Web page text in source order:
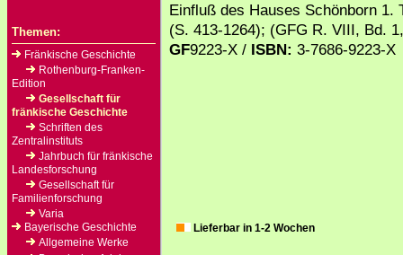
Themen:
Fränkische Geschichte
Rothenburg-Franken-
Edition
Gesellschaft für
fränkische Geschichte
Schriften des
Zentralinstituts
Jahrbuch für fränkische
Landesforschung
Gesellschaft für
Familienforschung
Varia
Bayerische Geschichte
Allgemeine Werke
Einfluß des Hauses Schönborn 1.
(S. 413-1264); (GFG R. VIII, Bd.
GF9223-X / ISBN: 3-7686-9223-X
Lieferbar in 1-2 Wochen